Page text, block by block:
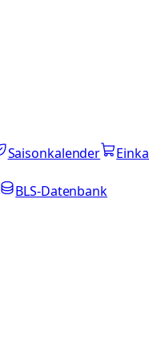
Saisonkalender
BLS-Datenbank